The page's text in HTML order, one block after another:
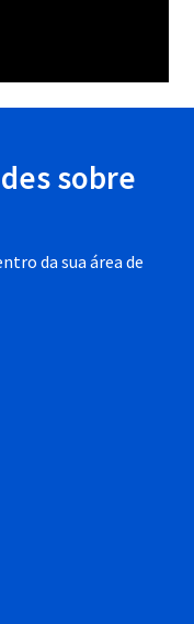
sobre
da sua área de